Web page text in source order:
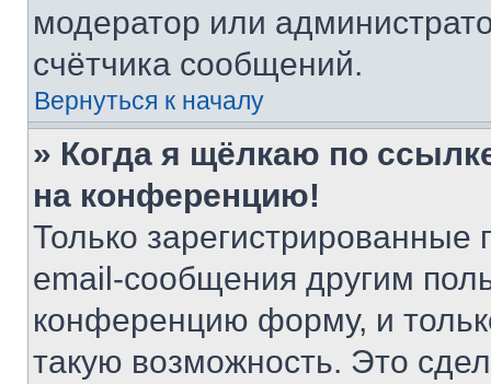
модератор или
счётчика сообщений.
Вернуться к началу
» Когда я щёлкаю по
на конференцию!
Только зарегистрированные
email-сообщения другим
конференцию форму, и
такую возможность. Это